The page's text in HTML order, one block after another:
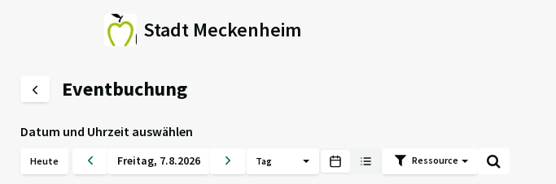
Stadt Meckenheim
Eventbuchung
Datum und Uhrzeit auswählen
Heute Freitag, 7.8.2026 Tag Ressource